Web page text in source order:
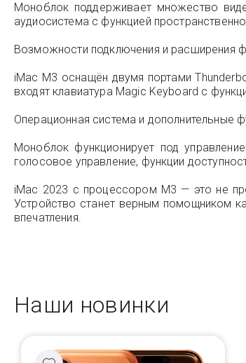
Моноблок поддерживает множество
аудиосистема с функцией
Возможности подключения и расширения
iMac M3 оснащён двумя портами
входят клавиатура Magic Keyboard с
Операционная система и дополнительные
Моноблок функционирует под
голосовое управление, функции
iMac 2023 с процессором M3 — это не
Устройство станет верным помощником
впечатления.
Наши новинки